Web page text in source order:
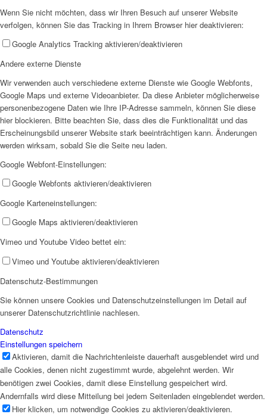
Feedback
Ortsvereine
Arbeitsbereiche
Beratung
Schwangerschaftsberatung
Wenn Sie nicht möchten, dass wir Ihren Besuch auf unserer Website
verfolgen, können Sie das Tracking in Ihrem Browser hier deaktivieren:
Google Analytics Tracking aktivieren/deaktivieren
Andere externe Dienste
Wir verwenden auch verschiedene externe Dienste wie Google Webfonts,
Google Maps und externe Videoanbieter. Da diese Anbieter möglicherweise
personenbezogene Daten wie Ihre IP-Adresse sammeln, können Sie diese
hier blockieren. Bitte beachten Sie, dass dies die Funktionalität und das
Erscheinungsbild unserer Website stark beeinträchtigen kann. Änderungen
werden wirksam, sobald Sie die Seite neu laden.
Google Webfont-Einstellungen:
Google Webfonts aktivieren/deaktivieren
Google Karteneinstellungen:
Google Maps aktivieren/deaktivieren
Vimeo und Youtube Video bettet ein:
Vimeo und Youtube aktivieren/deaktivieren
Datenschutz-Bestimmungen
Sie können unsere Cookies und Datenschutzeinstellungen im Detail auf
unserer Datenschutzrichtlinie nachlesen.
Datenschutz
Einstellungen speichern
Aktivieren, damit die Nachrichtenleiste dauerhaft ausgeblendet wird und
alle Cookies, denen nicht zugestimmt wurde, abgelehnt werden. Wir
benötigen zwei Cookies, damit diese Einstellung gespeichert wird.
Andernfalls wird diese Mitteilung bei jedem Seitenladen eingeblendet werden.
Hier klicken, um notwendige Cookies zu aktivieren/deaktivieren.